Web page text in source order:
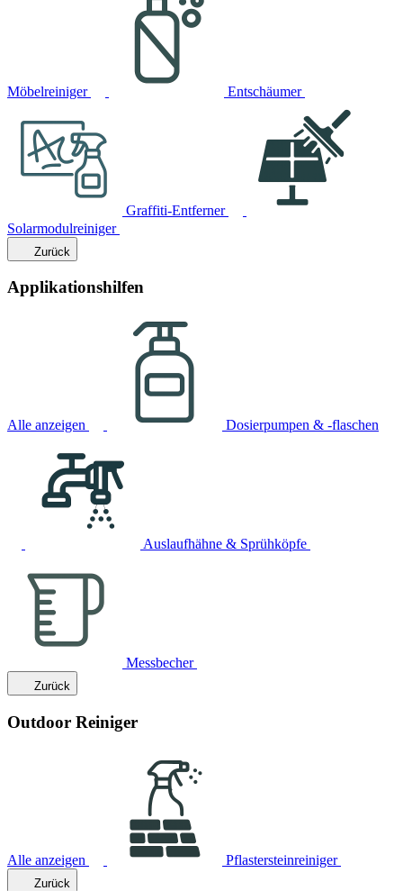
Möbelreiniger Entschäumer
Graffiti-Entferner
Solarmodulreiniger
Zurück
Applikationshilfen
Alle anzeigen Dosierpumpen & -flaschen
Auslaufhähne & Sprühköpfe
Messbecher
Zurück
Outdoor Reiniger
Alle anzeigen Pflastersteinreiniger
Zurück